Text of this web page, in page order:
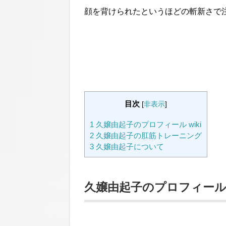
顔を背けられたというほどの斬新さで
目次 [非表示]
1 久嬢由起子のプロフィール wiki
2 久嬢由起子の肛筋トレーニング
3 久嬢由起子について
久嬢由起子のプロフィー